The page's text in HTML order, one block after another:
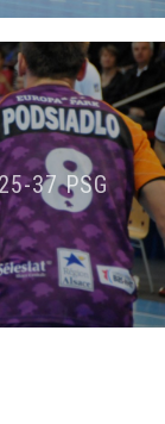
37 PSG